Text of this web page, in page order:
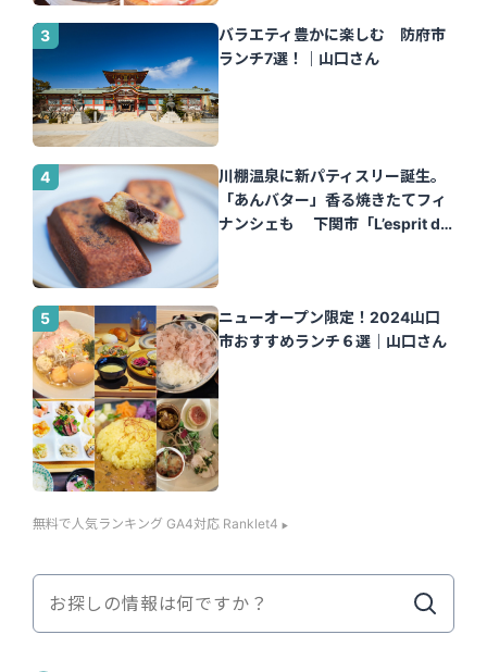
バラエティ豊かに楽しむ 防府市
ランチ7選！｜山口さん
川棚温泉に新パティスリー誕生。
「あんバター」香る焼きたてフィ
ナンシェも 下関市「L’esprit de
ニューオープン限定！2024山口
市おすすめランチ６選｜山口さん
無料で人気ランキング GA4対応 Ranklet4